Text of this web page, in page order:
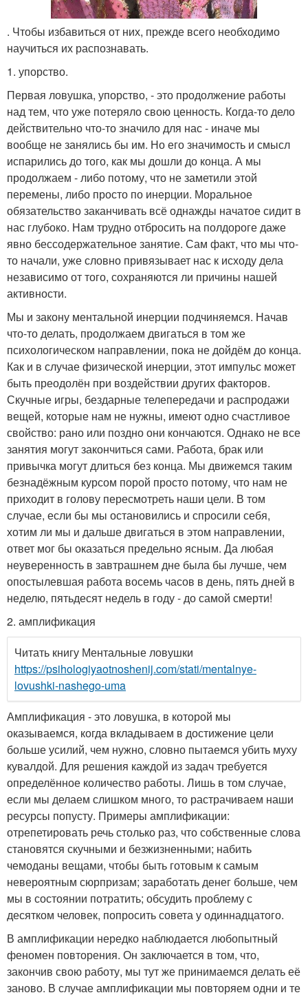
. Чтобы избавиться от них, прежде всего необходимо
научиться их распознавать.
1. упорство.
Первая ловушка, упорство, - это продолжение работы
над тем, что уже потеряло свою ценность. Когда-то дело
действительно что-то значило для нас - иначе мы
вообще не занялись бы им. Но его значимость и смысл
испарились до того, как мы дошли до конца. А мы
продолжаем - либо потому, что не заметили этой
перемены, либо просто по инерции. Моральное
обязательство заканчивать всё однажды начатое сидит в
нас глубоко. Нам трудно отбросить на полдороге даже
явно бессодержательное занятие. Сам факт, что мы что-
то начали, уже словно привязывает нас к исходу дела
независимо от того, сохраняются ли причины нашей
активности.
Мы и закону ментальной инерции подчиняемся. Начав
что-то делать, продолжаем двигаться в том же
психологическом направлении, пока не дойдём до конца.
Как и в случае физической инерции, этот импульс может
быть преодолён при воздействии других факторов.
Скучные игры, бездарные телепередачи и распродажи
вещей, которые нам не нужны, имеют одно счастливое
свойство: рано или поздно они кончаются. Однако не все
занятия могут закончиться сами. Работа, брак или
привычка могут длиться без конца. Мы движемся таким
безнадёжным курсом порой просто потому, что нам не
приходит в голову пересмотреть наши цели. В том
случае, если бы мы остановились и спросили себя,
хотим ли мы и дальше двигаться в этом направлении,
ответ мог бы оказаться предельно ясным. Да любая
неуверенность в завтрашнем дне была бы лучше, чем
опостылевшая работа восемь часов в день, пять дней в
неделю, пятьдесят недель в году - до самой смерти!
2. амплификация
Читать книгу Ментальные ловушки
https://psihologiyaotnoshenij.com/stati/mentalnye-
lovushki-nashego-uma
Амплификация - это ловушка, в которой мы
оказываемся, когда вкладываем в достижение цели
больше усилий, чем нужно, словно пытаемся убить муху
кувалдой. Для решения каждой из задач требуется
определённое количество работы. Лишь в том случае,
если мы делаем слишком много, то растрачиваем наши
ресурсы попусту. Примеры амплификации:
отрепетировать речь столько раз, что собственные слова
становятся скучными и безжизненными; набить
чемоданы вещами, чтобы быть готовым к самым
невероятным сюрпризам; заработать денег больше, чем
мы в состоянии потратить; обсудить проблему с
десятком человек, попросить совета у одиннадцатого.
В амплификации нередко наблюдается любопытный
феномен повторения. Он заключается в том, что,
закончив свою работу, мы тут же принимаемся делать её
заново. В случае амплификации мы повторяем одни и те